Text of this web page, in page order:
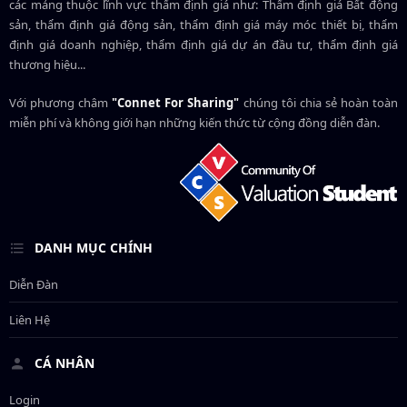
các mảng thuộc lĩnh vực thẩm định giá như: Thẩm định giá Bất động
sản, thẩm định giá động sản, thẩm định giá máy móc thiết bị, thẩm
định giá doanh nghiệp, thẩm định giá dự án đầu tư, thẩm định giá
thương hiệu...
Với phương châm"Connet For Sharing" chúng tôi chia sẻ hoàn toàn
miễn phí và không giới hạn những kiến thức từ cộng đồng diễn đàn.
DANH MỤC CHÍNH
Diễn Đàn
Liên Hệ
CÁ NHÂN
Login